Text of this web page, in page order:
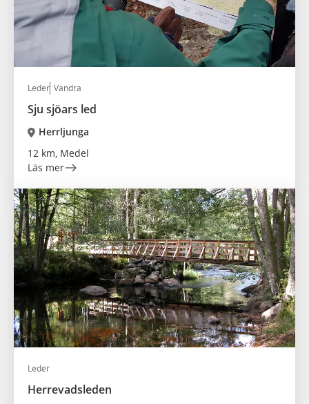
Leder Vandra
Sju sjöars led
Herrljunga
12 km, Medel
Läs mer
Leder
Herrevadsleden